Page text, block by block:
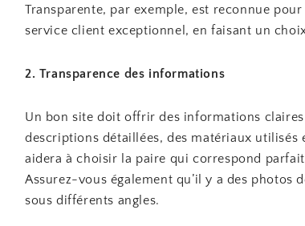
Transparente, par exemple, est reconnue
service client exceptionnel, en faisant un
2. Transparence des informations
Un bon site doit offrir des informations
descriptions détaillées, des matériaux utilisés
aidera à choisir la paire qui correspond
Assurez-vous également qu’il y a des photos
sous différents angles.